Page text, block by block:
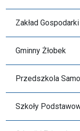
Zakład
Gminny Żłobek
Przedszkola
Szkoły